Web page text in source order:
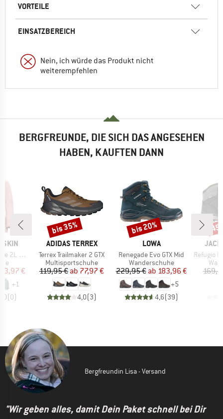
VORTEILE
EINSATZBEREICH
Nein, ich würde das Produkt nicht
weiterempfehlen
BERGFREUNDE, DIE SICH DAS ANGESEHEN
HABEN, KAUFTEN DANN
Jacket
Preis
€
+1
(0)
MARKE
ADIDAS TERREX
Artikel
Terrex Trailmaker 2 GTX
Produktgruppe
Multisportschuhe
Preis
119,95 € reduzierter Preis
ab 77,97 €
4,0(3)
Rabatt
bis 35%
MARKE
LOWA
Artikel
Renegade Evo GTX Mid
Produktgruppe
Wanderschuhe
Preis
229,95 € reduzierter Preis
ab 183,96 €
+5
4,6(39)
Rabatt
bis 20%
Artikel
Refugio
Bergfreundin Lisa - Versand
"Wir geben alles, damit Dein Paket schnell bei Dir